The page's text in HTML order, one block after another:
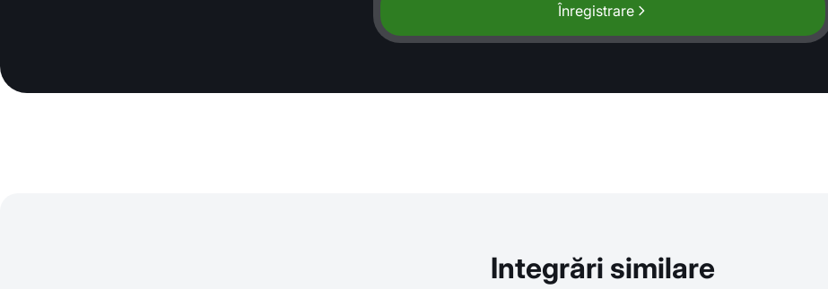
Înregistrare
Integrări similare